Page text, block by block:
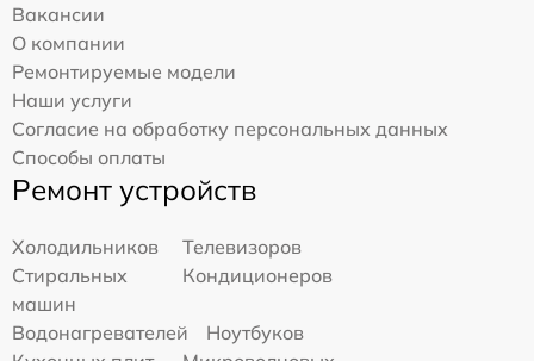
Вакансии
О компании
Ремонтируемые модели
Наши услуги
Согласие на обработку персональных данных
Способы оплаты
Ремонт устройств
Холодильников
Телевизоров
Стиральных
машин
Кондиционеров
Водонагревателей
Ноутбуков